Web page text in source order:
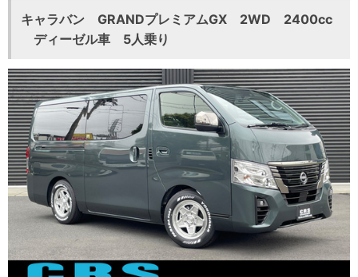
キャラバン GRANDプレミアムGX 2WD 2400cc
ディーゼル車 5人乗り